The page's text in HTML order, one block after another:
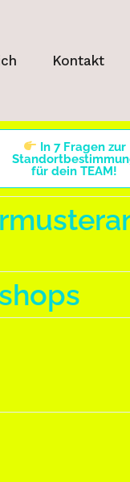
Kontakt
In 7 Fragen zur
für dein TEAM!